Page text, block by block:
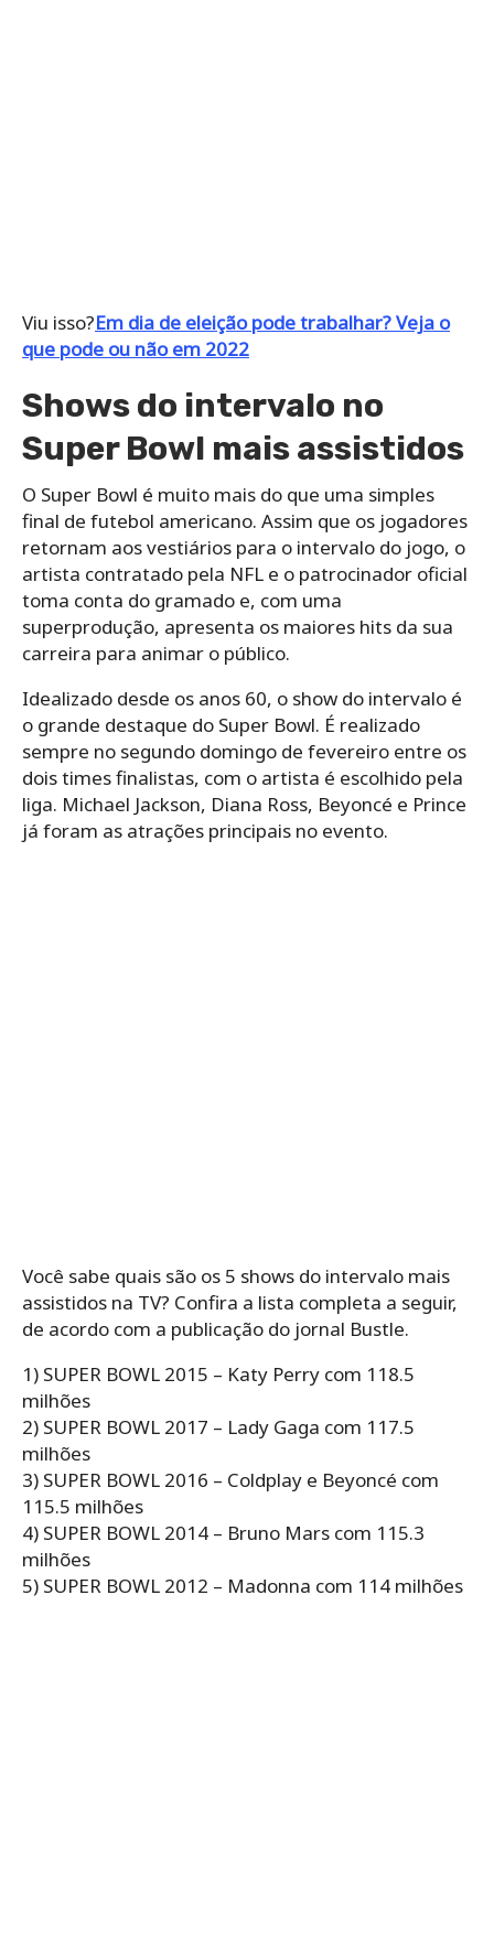
Viu isso?Em dia de eleição pode trabalhar? Veja o
que pode ou não em 2022
Shows do intervalo no
Super Bowl mais assistidos
O Super Bowl é muito mais do que uma simples
final de futebol americano. Assim que os jogadores
retornam aos vestiários para o intervalo do jogo, o
artista contratado pela NFL e o patrocinador oficial
toma conta do gramado e, com uma
superprodução, apresenta os maiores hits da sua
carreira para animar o público.
Idealizado desde os anos 60, o show do intervalo é
o grande destaque do Super Bowl. É realizado
sempre no segundo domingo de fevereiro entre os
dois times finalistas, com o artista é escolhido pela
liga. Michael Jackson, Diana Ross, Beyoncé e Prince
já foram as atrações principais no evento.
Você sabe quais são os 5 shows do intervalo mais
assistidos na TV? Confira a lista completa a seguir,
de acordo com a publicação do jornal Bustle.
1) SUPER BOWL 2015 – Katy Perry com 118.5
milhões
2) SUPER BOWL 2017 – Lady Gaga com 117.5
milhões
3) SUPER BOWL 2016 – Coldplay e Beyoncé com
115.5 milhões
4) SUPER BOWL 2014 – Bruno Mars com 115.3
milhões
5) SUPER BOWL 2012 – Madonna com 114 milhões